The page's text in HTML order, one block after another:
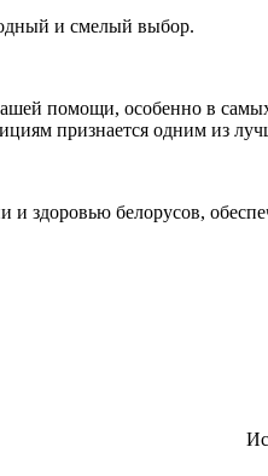
и смелый выбор.
помощи, особенно в
признается одним из
здоровью белорусов,